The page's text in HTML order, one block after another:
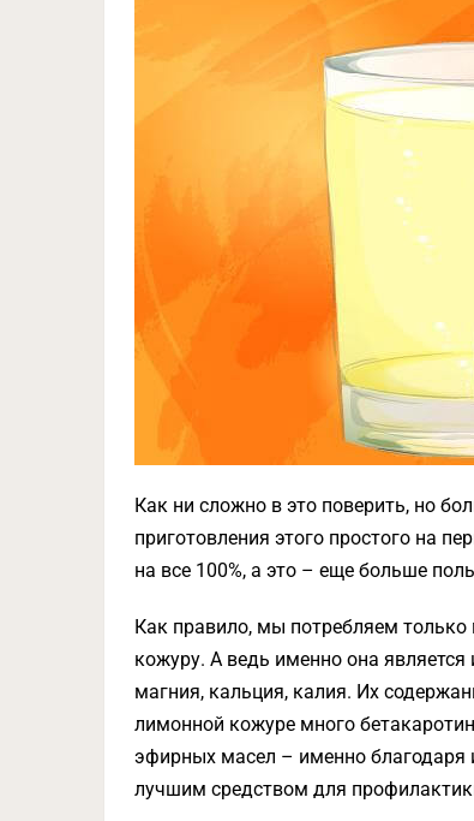
Как ни сложно в это поверить, но
приготовления этого простого на
на все 100%, а это – еще больше
Как правило, мы потребляем
кожуру. А ведь именно она
магния, кальция, калия. Их
лимонной кожуре много
эфирных масел – именно благодаря
лучшим средством для